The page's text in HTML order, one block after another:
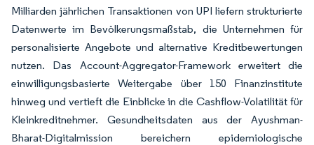
Milliarden jährlichen Transaktionen von UPI liefern strukturierte
Datenwerte im Bevölkerungsmaßstab, die Unternehmen für
personalisierte Angebote und alternative Kreditbewertungen
nutzen. Das Account-Aggregator-Framework erweitert die
einwilligungsbasierte Weitergabe über 150 Finanzinstitute
hinweg und vertieft die Einblicke in die Cashflow-Volatilität für
Kleinkreditnehmer. Gesundheitsdaten aus der Ayushman-
Bharat-Digitalmission bereichern epidemiologische